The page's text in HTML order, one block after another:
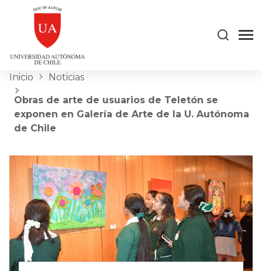
Inicio Noticias
Obras de arte de usuarios de Teletón se
exponen en Galería de Arte de la U. Autónoma
de Chile